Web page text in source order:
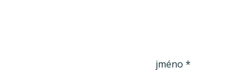
jméno *